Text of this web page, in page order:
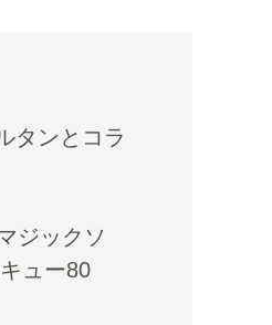
タンとコラ
ジックソ
ュー80